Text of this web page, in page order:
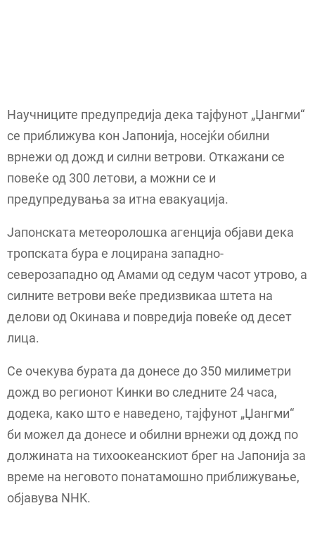
Научниците предупредија дека тајфунот „Џангми“
се приближува кон Јапонија, носејќи обилни
врнежи од дожд и силни ветрови. Откажани се
повеќе од 300 летови, а можни се и
предупредувања за итна евакуација.
Јапонската метеоролошка агенција објави дека
тропската бура е лоцирана западно-
северозападно од Амами од седум часот утрово, а
силните ветрови веќе предизвикаа штета на
делови од Окинава и повредија повеќе од десет
лица.
Се очекува бурата да донесе до 350 милиметри
дожд во регионот Кинки во следните 24 часа,
додека, како што е наведено, тајфунот „Џангми“
би можел да донесе и обилни врнежи од дожд по
должината на тихоокеанскиот брег на Јапонија за
време на неговото понатамошно приближување,
објавува NHK.